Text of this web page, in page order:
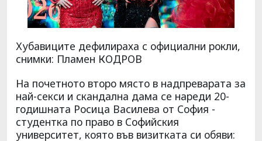
Хубавиците дефилираха с официални рокли,
снимки: Пламен КОДРОВ
На почетното второ място в надпреварата за
най-секси и скандална дама се нареди 20-
годишната Росица Василева от София -
студентка по право в Софийския
университет, която във визитката си обяви: